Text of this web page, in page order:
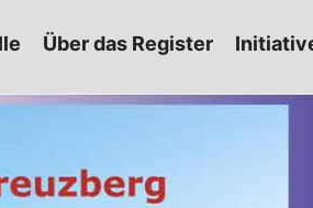
Über das Register